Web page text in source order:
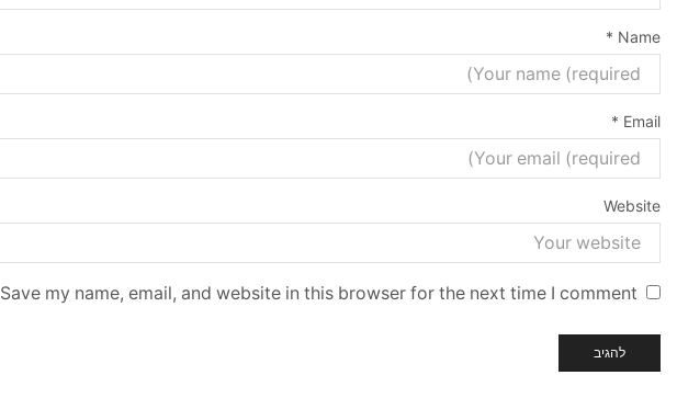
Name
*
Email
*
Website
Save my name, email, and website in this browser for the next time I comment.